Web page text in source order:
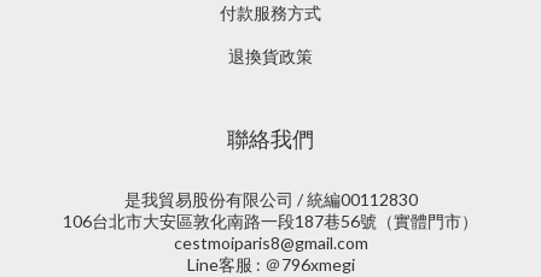
付款服務方式
退換貨政策
聯絡我們
是我貿易股份有限公司 / 統編00112830
106台北市大安區敦化南路一段187巷56號（實體門市）
cestmoiparis8@gmail.com
Line客服 : ＠796xmegi